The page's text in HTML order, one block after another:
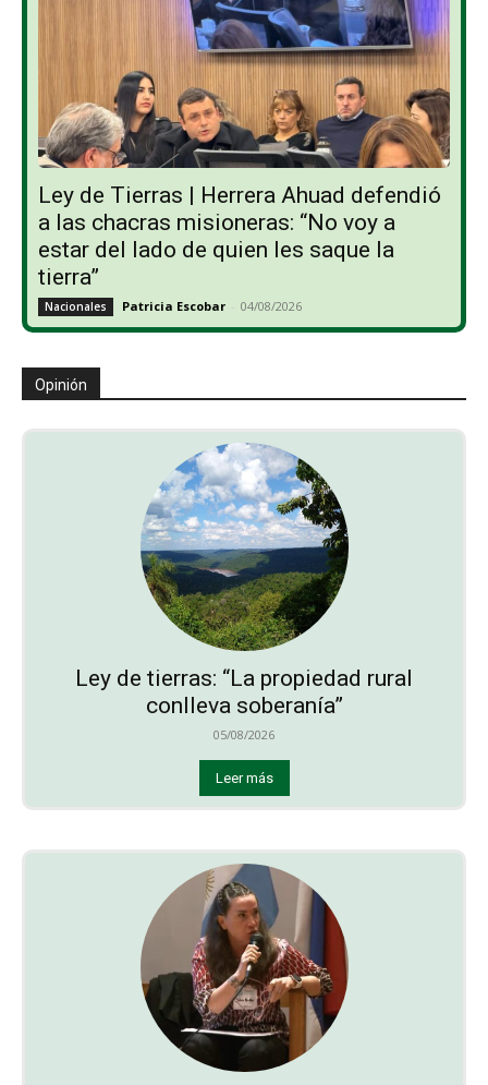
Ley de Tierras | Herrera Ahuad defendió
a las chacras misioneras: “No voy a
estar del lado de quien les saque la
tierra”
Nacionales Patricia Escobar - 04/08/2026
Opinión
Ley de tierras: “La propiedad rural
conlleva soberanía”
05/08/2026
Leer más